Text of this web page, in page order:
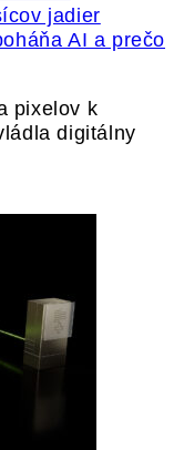
AI a prečo
pixelov k
digitálny